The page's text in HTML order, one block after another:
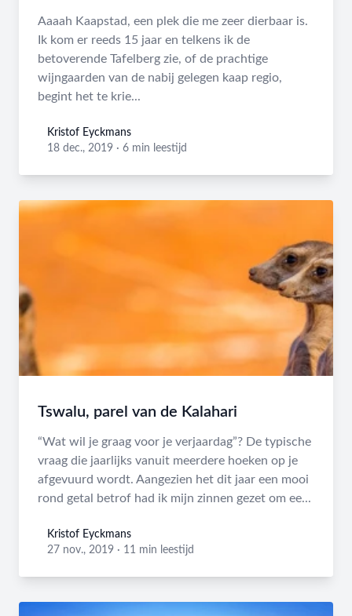
Aaaah Kaapstad, een plek die me zeer dierbaar is.
Ik kom er reeds 15 jaar en telkens ik de
betoverende Tafelberg zie, of de prachtige
wijngaarden van de nabij gelegen kaap regio,
begint het te krie...
Kristof Eyckmans
Kristof Eyckmans
18 dec., 2019 · 6 min leestijd
Tswalu, parel van de Kalahari
“Wat wil je graag voor je verjaardag”? De typische
vraag die jaarlijks vanuit meerdere hoeken op je
afgevuurd wordt. Aangezien het dit jaar een mooi
rond getal betrof had ik mijn zinnen gezet om ee...
Kristof Eyckmans
Kristof Eyckmans
27 nov., 2019 · 11 min leestijd